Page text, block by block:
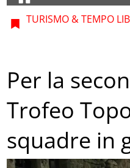
TURISMO & TEMPO
Per la
Trofeo
squadre in